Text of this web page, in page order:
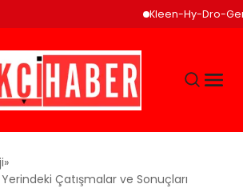
Kleen-Hy-Dro-Gen
Yerindeki Çatışmalar ve Sonuçları